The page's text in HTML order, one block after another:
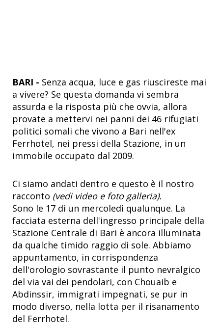
BARI - Senza acqua, luce e gas riuscireste mai
a vivere? Se questa domanda vi sembra
assurda e la risposta più che ovvia, allora
provate a mettervi nei panni dei 46 rifugiati
politici somali che vivono a Bari nell'ex
Ferrhotel, nei pressi della Stazione, in un
immobile occupato dal 2009.
Ci siamo andati dentro e questo è il nostro
racconto (vedi video e foto galleria).
Sono le 17 di un mercoledì qualunque. La
facciata esterna dell'ingresso principale della
Stazione Centrale di Bari è ancora illuminata
da qualche timido raggio di sole. Abbiamo
appuntamento, in corrispondenza
dell'orologio sovrastante il punto nevralgico
del via vai dei pendolari, con Chouaib e
Abdinssir, immigrati impegnati, se pur in
modo diverso, nella lotta per il risanamento
del Ferrhotel.